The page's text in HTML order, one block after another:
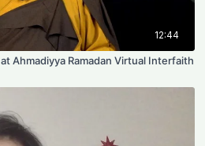
12:44
Ahmadiyya Ramadan Virtual Interfaith